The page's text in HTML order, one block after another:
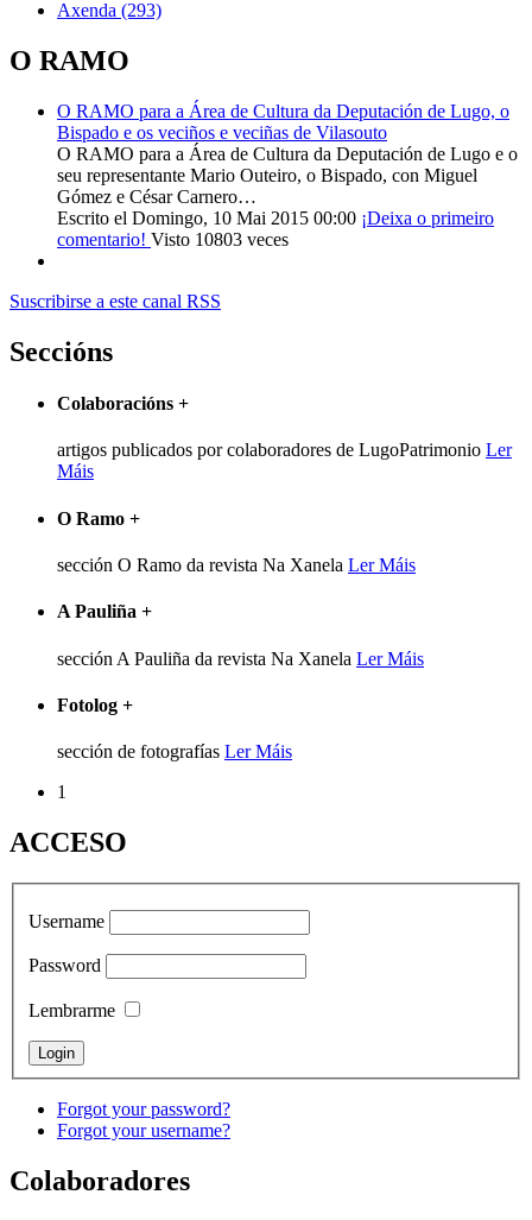
Axenda (293)
O RAMO
O RAMO para a Área de Cultura da Deputación de Lugo, o
Bispado e os veciños e veciñas de Vilasouto
O RAMO para a Área de Cultura da Deputación de Lugo e o
seu representante Mario Outeiro, o Bispado, con Miguel
Gómez e César Carnero…
Escrito el Domingo, 10 Mai 2015 00:00 ¡Deixa o primeiro
comentario! Visto 10803 veces
Suscribirse a este canal RSS
Seccións
Colaboracións +
artigos publicados por colaboradores de LugoPatrimonio Ler
Máis
O Ramo +
sección O Ramo da revista Na Xanela Ler Máis
A Pauliña +
sección A Pauliña da revista Na Xanela Ler Máis
Fotolog +
sección de fotografías Ler Máis
1
ACCESO
Username
Password
Lembrarme
Forgot your password?
Forgot your username?
Colaboradores